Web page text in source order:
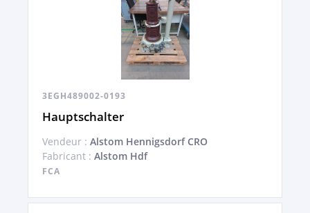
3EGH489002-0193
Hauptschalter
Vendeur : Alstom Hennigsdorf CRO
Fabricant : Alstom Hdf
FCA